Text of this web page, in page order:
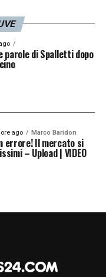
parole di Spalletti dopo
ago Marco Baridon
errore! Il mercato si
– Upload | VIDEO